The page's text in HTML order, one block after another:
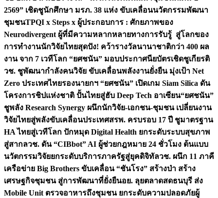
2569” เชิดชูนักศึกษา มรภ. 38 แห่ง ขับเคลื่อนนวัตกรรมพัฒนา
ชุมชนTPQI x Steps x ผู้ประกอบการ : ศักยภาพของ
Neurodivergent ผู้ที่มีความหลากหลายทางการรับรู้ สู่โลกของ
การทำงานนักวิจัยไทยสุดปัง! คว้ารางวัลนานาชาติกว่า 400 ผล
งาน จาก 7 เวทีโลก “ยศชนัน” มอบประกาศนียบัตรเชิดชูเกียรติ
วช. ชูพัฒนากำลังคนวิจัย ขับเคลื่อนพลังงานยั่งยืน มุ่งเป้า Net
Zero ประเทศไทยรองนายกฯ “ยศชนัน” เปิดเกม Siam Silica ดัน
โครงการชิปแห่งชาติ ปั้นไทยสู่ฮับ Deep Tech อาเซียน“ยศชนัน”
ชูพลัง Research Synergy ผนึกนักวิจัย-เอกชน-ชุมชน เปลี่ยนงาน
วิจัยไทยสู่พลังขับเคลื่อนประเทศสรพ. ครบรอบ 17 ปี ชูมาตรฐาน
HA ไทยสู่เวทีโลก ปักหมุด Digital Health ยกระดับระบบสุขภาพ
สู่สากลวช. ดัน “CIBbot” AI ผู้ช่วยกฎหมาย 24 ชั่วโมง ต้นแบบ
นวัตกรรมวิจัยยกระดับบริการภาครัฐสู่ยุคดิจิทัลวช. ผนึก 11 ภาคี
เครือข่าย Big Brothers ขับเคลื่อน “ชันโรง” สร้างป่า สร้าง
เศรษฐกิจชุมชน สู่การพัฒนาที่ยั่งยืนอย. ลุยตลาดสดธนบุรี ส่ง
Mobile Unit ตรวจอาหารถึงชุมชน ยกระดับความปลอดภัยผู้